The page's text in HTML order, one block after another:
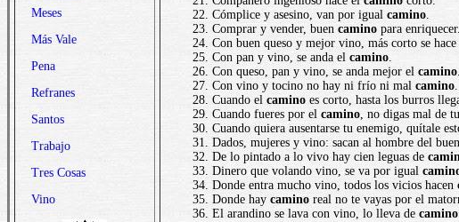
Meses
Más Vale
Pena
Refranes
Santos
Trabajo
Tres Cosas
Vino
Cómplice y asesino, van por igual camino.
Comprar y vender, buen camino para enriquecer.
Con buen queso y mejor vino, más corto se hace
Con pan y vino, se anda el camino.
Con queso, pan y vino, se anda mejor el camino.
Con vino y tocino no hay ni frío ni mal camino.
Cuando el camino es corto, hasta los burros
Cuando fueres por el camino, no digas mal de
Cuando quiera ausentarse tu enemigo, quítale
Dados, mujeres y vino: sacan al hombre del buen
De lo pintado a lo vivo hay cien leguas de
Dinero que volando vino, se va por igual
Donde entra mucho vino, todos los vicios hacen
Donde hay camino real no te vayas por el
El arandino se lava con vino, lo lleva de camino